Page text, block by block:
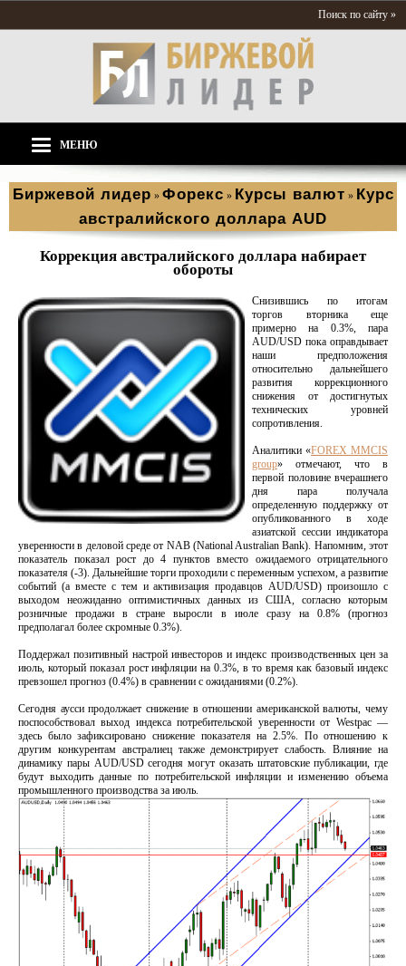
Поиск по сайту »
МЕНЮ
Биржевой лидер » Форекс » Курсы валют » Курс
австралийского доллара AUD
Коррекция австралийского доллара набирает
обороты
Снизившись по итогам
торгов вторника еще
примерно на 0.3%, пара
AUD/USD пока оправдывает
наши предположения
относительно дальнейшего
развития коррекционного
снижения от достигнутых
технических уровней
сопротивления.
Аналитики «FOREX MMCIS
group» отмечают, что в
первой половине вчерашнего
дня пара получала
определенную поддержку от
опубликованного в ходе
азиатской сессии индикатора
уверенности в деловой среде от NAB (National Australian Bank). Напомним, этот
показатель показал рост до 4 пунктов вместо ожидаемого отрицательного
показателя (-3). Дальнейшие торги проходили с переменным успехом, а развитие
событий (а вместе с тем и активизация продавцов AUD/USD) произошло с
выходом неожиданно оптимистичных данных из США, согласно которым
розничные продажи в стране выросли в июле сразу на 0.8% (прогноз
предполагал более скромные 0.3%).
Поддержал позитивный настрой инвесторов и индекс производственных цен за
июль, который показал рост инфляции на 0.3%, в то время как базовый индекс
превзошел прогноз (0.4%) в сравнении с ожиданиями (0.2%).
Сегодня аусси продолжает снижение в отношении американской валюты, чему
поспособствовал выход индекса потребительской уверенности от Westpac —
здесь было зафиксировано снижение показателя на 2.5%. По отношению к
другим конкурентам австралиец также демонстрирует слабость. Влияние на
динамику пары AUD/USD сегодня могут оказать штатовские публикации, где
будут выходить данные по потребительской инфляции и изменению объема
промышленного производства за июль.